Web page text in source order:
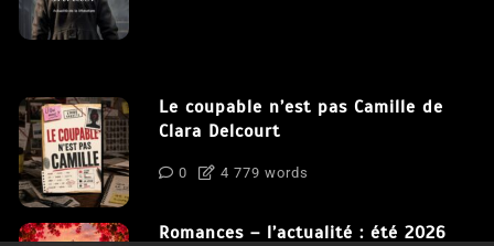
Le coupable n’est pas Camille de
Clara Delcourt
0 4 779 words
Romances – l’actualité : été 2026